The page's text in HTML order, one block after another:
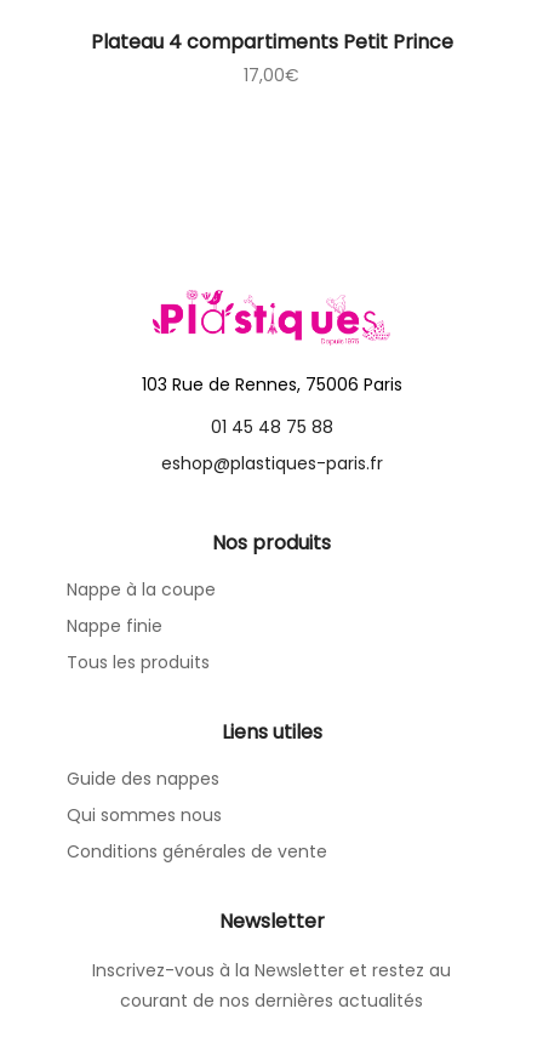
Plateau 4 compartiments Petit Prince
17,00€
103 Rue de Rennes, 75006 Paris
01 45 48 75 88
eshop@plastiques-paris.fr
Nos produits
Nappe à la coupe
Nappe finie
Tous les produits
Liens utiles
Guide des nappes
Qui sommes nous
Conditions générales de vente
Newsletter
Inscrivez-vous à la Newsletter et restez au
courant de nos dernières actualités